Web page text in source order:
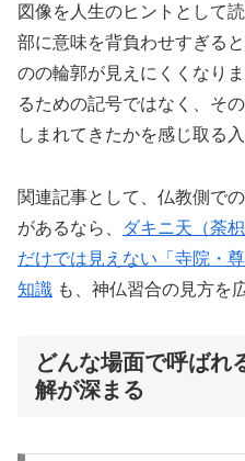
図像を人生のヒントとして
部に意味を背負わせすぎる
のの輪郭が見えにくくなり
るための記号ではなく、そ
しまれてきたかを感じ取る
関連記事として、仏教側で
があるなら、
ダキニ天（荼
だけでは見えない「寺院・
知識 も、神仏習合の見方を
どんな場面で呼ばれ
解が深まる